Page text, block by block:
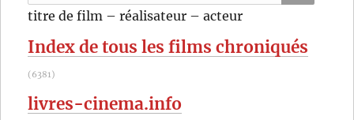
pour
:
titre de film – réalisateur – acteur
Index de tous les films chroniqués
(6381)
livres-cinema.info